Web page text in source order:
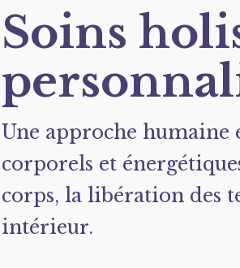
Soins
Une approche
corporels et
corps, la libération des
intérieur.